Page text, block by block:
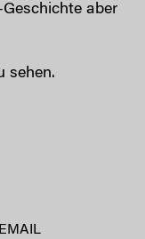
aber
sehen.
EMAIL